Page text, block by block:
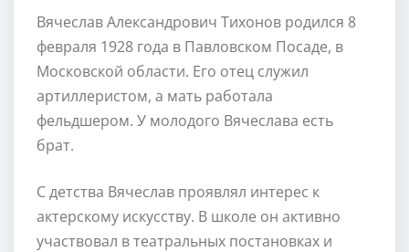
Вячеслав Александрович Тихонов родился 8
февраля 1928 года в Павловском Посаде, в
Московской области. Его отец служил
артиллеристом, а мать работала
фельдшером. У молодого Вячеслава есть
брат.
С детства Вячеслав проявлял интерес к
актерскому искусству. В школе он активно
участвовал в театральных постановках и